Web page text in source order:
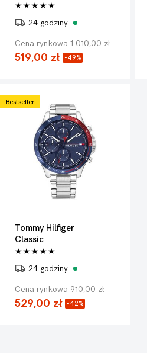
24 godziny
Cena rynkowa 1 010,00 zł
519,00 zł -49%
Bestseller
Tommy Hilfiger
Classic
24 godziny
Cena rynkowa 910,00 zł
529,00 zł -42%